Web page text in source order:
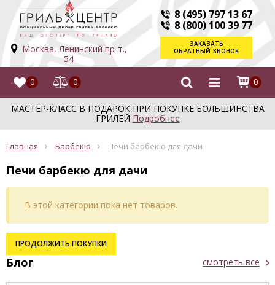
Москва, Ленинский пр-т.,
54
8 (495) 797 13 67
8 (800) 100 39 77
ЗАКАЗАТЬ
ОБРАТНЫЙ ЗВОНОК
0 0 0
МАСТЕР-КЛАСС В ПОДАРОК ПРИ ПОКУПКЕ БОЛЬШИНСТВА
ГРИЛЕЙ Подробнее
Главная Барбекю Печи барбекю для дачи
Печи барбекю для дачи
В этой категории пока нет товаров.
ПРОДОЛЖИТЬ ПОКУПКИ
Блог смотреть все